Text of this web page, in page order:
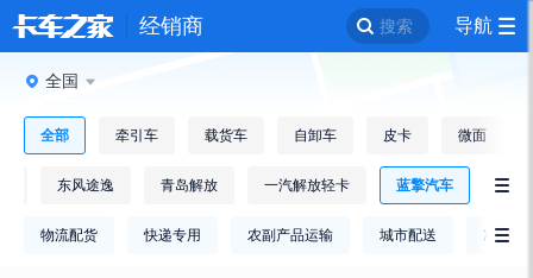
经销商 搜索 导航
全国
全部 牵引车 载货车 自卸车 皮卡 微面
东风途逸 青岛解放 一汽解放轻卡 蓝擎汽车 
物流配货 快递专用 农副产品运输 城市配送 冷链运
